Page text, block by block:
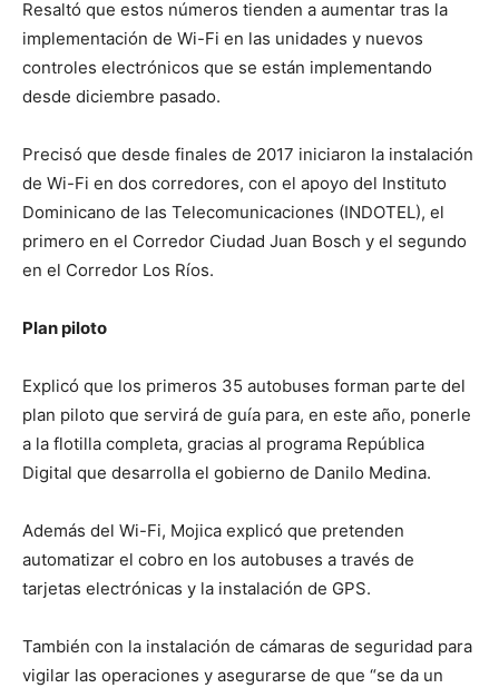
Resaltó que estos números tienden a aumentar tras la
implementación de Wi-Fi en las unidades y nuevos
controles electrónicos que se están implementando
desde diciembre pasado.
Precisó que desde finales de 2017 iniciaron la instalación
de Wi-Fi en dos corredores, con el apoyo del Instituto
Dominicano de las Telecomunicaciones (INDOTEL), el
primero en el Corredor Ciudad Juan Bosch y el segundo
en el Corredor Los Ríos.
Plan piloto
Explicó que los primeros 35 autobuses forman parte del
plan piloto que servirá de guía para, en este año, ponerle
a la flotilla completa, gracias al programa República
Digital que desarrolla el gobierno de Danilo Medina.
Además del Wi-Fi, Mojica explicó que pretenden
automatizar el cobro en los autobuses a través de
tarjetas electrónicas y la instalación de GPS.
También con la instalación de cámaras de seguridad para
vigilar las operaciones y asegurarse de que “se da un